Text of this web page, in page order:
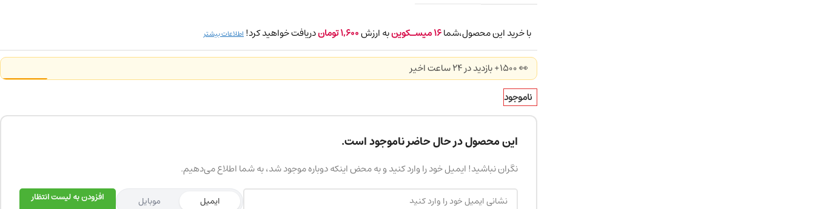
با خرید این محصول،شما16میسـکوینبه ارزش1,600توماندریافت خواهید کرد! اطلاعات بیشتر
👀 1500+ بازدید در ۲۴ ساعت اخیر
ناموجود
این محصول در حال حاضر ناموجود است.
نگران نباشید! ایمیل خود را وارد کنید و به محض اینکه دوباره موجود شد، به شما اطلاع می‌دهیم.
ایمیل موبایل افزودن به لیست انتظار